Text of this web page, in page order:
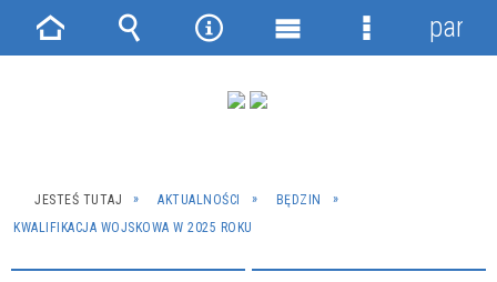
JESTEŚ TUTAJ AKTUALNOŚCI
BĘDZIN
KWALIFIKACJA WOJSKOWA W 2025 ROKU
Strona Wyszukiwarka
NarzędziaMenu
Menu
panel